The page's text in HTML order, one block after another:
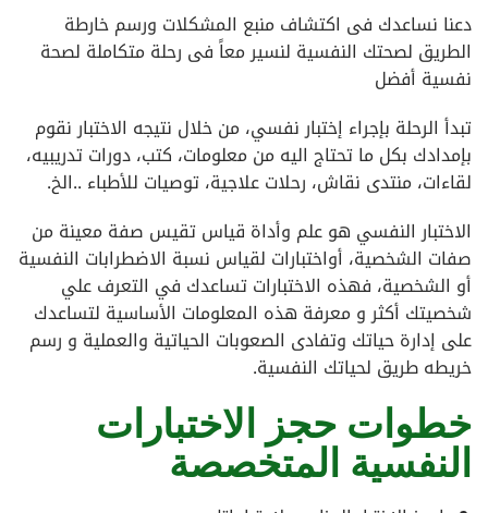
دعنا نساعدك فى اكتشاف منبع المشكلات ورسم خارطة
الطريق لصحتك النفسية لنسير معاً فى رحلة متكاملة لصحة
نفسية أفضل
تبدأ الرحلة بإجراء إختبار نفسي، من خلال نتيجه الاختبار نقوم
بإمدادك بكل ما تحتاج اليه من معلومات، كتب، دورات تدريبيه،
لقاءات، منتدى نقاش، رحلات علاجية، توصيات للأطباء ..الخ.
الاختبار النفسي هو علم وأداة قياس تقيس صفة معينة من
صفات الشخصية، أواختبارات لقياس نسبة الاضطرابات النفسية
أو الشخصية، فهذه الاختبارات تساعدك في التعرف علي
شخصيتك أكثر و معرفة هذه المعلومات الأساسية لتساعدك
على إدارة حياتك وتفادى الصعوبات الحياتية والعملية و رسم
خريطه طريق لحياتك النفسية.
خطوات حجز الاختبارات
النفسية المتخصصة